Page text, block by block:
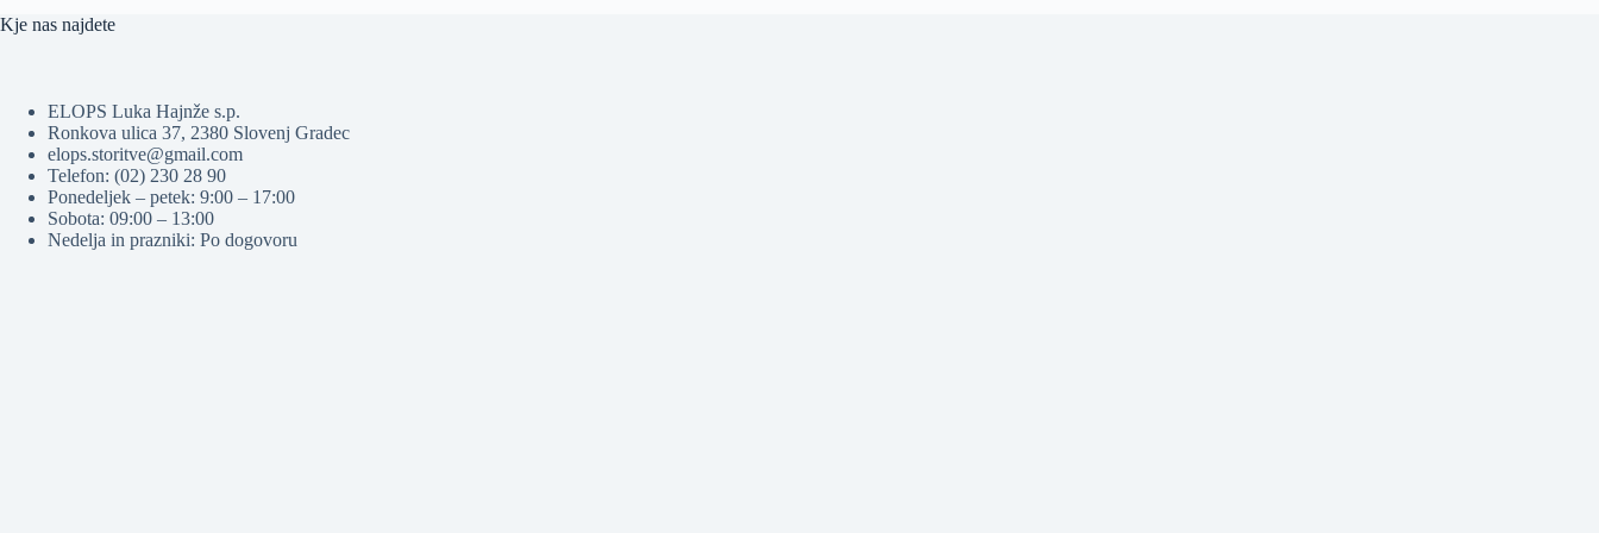
Kje nas najdete
ELOPS Luka Hajnže s.p.
Ronkova ulica 37, 2380 Slovenj Gradec
elops.storitve@gmail.com
Telefon: (02) 230 28 90
Ponedeljek – petek: 9:00 – 17:00
Sobota: 09:00 – 13:00
Nedelja in prazniki: Po dogovoru